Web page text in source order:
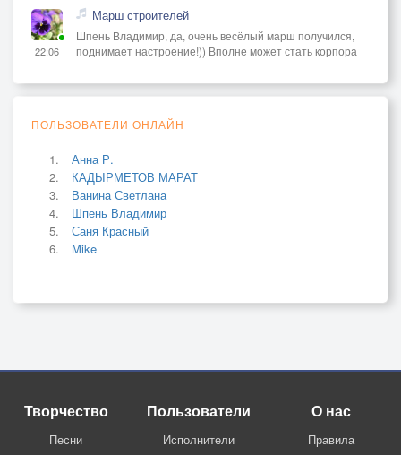
22:06
Марш строителей
Шпень Владимир, да, очень весёлый марш получился,
поднимает настроение!)) Вполне может стать корпора
ПОЛЬЗОВАТЕЛИ ОНЛАЙН
Анна Р.
КАДЫРМЕТОВ МАРАТ
Ванина Светлана
Шпень Владимир
Саня Красный
Mike
Творчество
Песни
Пользователи
Исполнители
О нас
Правила